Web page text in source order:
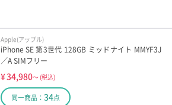
Apple(アップル)
iPhone SE 第3世代 128GB ミッドナイト MMYF3J
／A SIMフリー
¥34,980～ (税込)
同一商品： 34点